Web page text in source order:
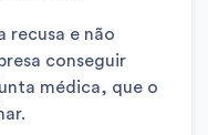
recusa e não
conseguir
médica, que o